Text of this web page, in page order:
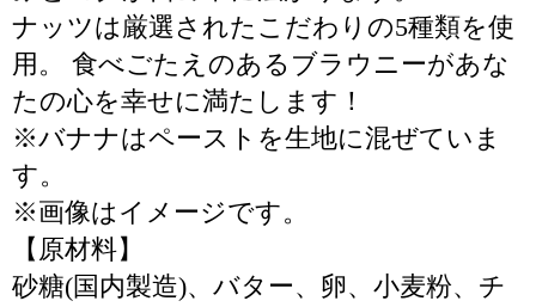
ナッツは厳選されたこだわりの5種類を使
用。 食べごたえのあるブラウニーがあな
たの心を幸せに満たします！
※バナナはペーストを生地に混ぜていま
す。
※画像はイメージです。
【原材料】
砂糖(国内製造)、バター、卵、小麦粉、チ